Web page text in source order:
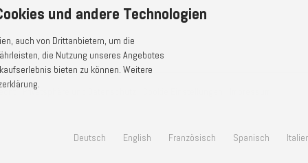
Privatsphäre und Datenschutz
und andere Technologien
auch von Drittanbietern, um die
die Nutzung unseres Angebotes
bieten zu können. Weitere
Deutsch English Französisch Spanisch